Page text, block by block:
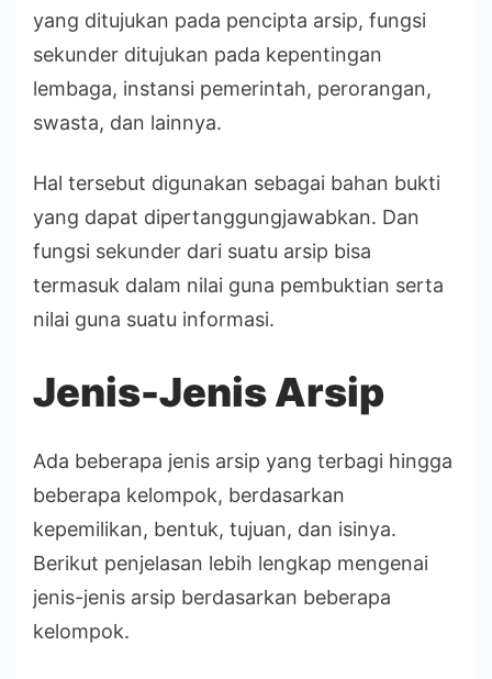
yang ditujukan pada pencipta arsip, fungsi
sekunder ditujukan pada kepentingan
lembaga, instansi pemerintah, perorangan,
swasta, dan lainnya.
Hal tersebut digunakan sebagai bahan bukti
yang dapat dipertanggungjawabkan. Dan
fungsi sekunder dari suatu arsip bisa
termasuk dalam nilai guna pembuktian serta
nilai guna suatu informasi.
Jenis-Jenis Arsip
Ada beberapa jenis arsip yang terbagi hingga
beberapa kelompok, berdasarkan
kepemilikan, bentuk, tujuan, dan isinya.
Berikut penjelasan lebih lengkap mengenai
jenis-jenis arsip berdasarkan beberapa
kelompok.